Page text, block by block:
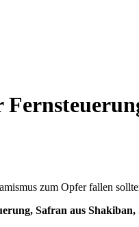
zum Opfer fallen
Safran aus Shakiban,